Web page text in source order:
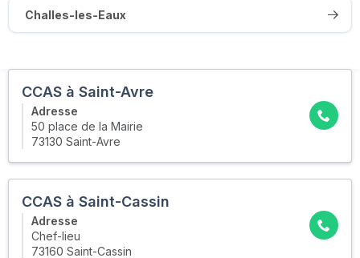
Challes-les-Eaux
CCAS à Saint-Avre
Adresse
50 place de la Mairie
73130 Saint-Avre
CCAS à Saint-Cassin
Adresse
Chef-lieu
73160 Saint-Cassin